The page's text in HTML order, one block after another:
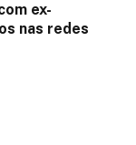
ex-
nas redes